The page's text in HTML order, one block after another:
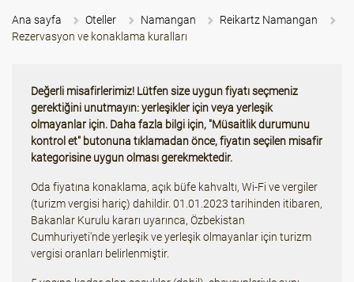
Ana sayfa Oteller Namangan
Reikartz Namangan
Rezervasyon ve konaklama kuralları
Değerli misafirlerimiz! Lütfen size uygun fiyatı seçmeniz
gerektiğini unutmayın: yerleşikler için veya yerleşik
olmayanlar için. Daha fazla bilgi için, "Müsaitlik durumunu
kontrol et" butonuna tıklamadan önce, fiyatın seçilen misafir
kategorisine uygun olması gerekmektedir.
Oda fiyatına konaklama, açık büfe kahvaltı, Wi-Fi ve vergiler
(turizm vergisi hariç) dahildir. 01.01.2023 tarihinden itibaren,
Bakanlar Kurulu kararı uyarınca, Özbekistan
Cumhuriyeti'nde yerleşik ve yerleşik olmayanlar için turizm
vergisi oranları belirlenmiştir.